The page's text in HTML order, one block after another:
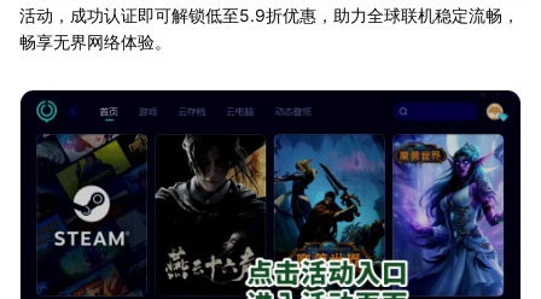
活动，成功认证即可解锁低至5.9折优惠，助力全球联机稳定流畅，
畅享无界网络体验。